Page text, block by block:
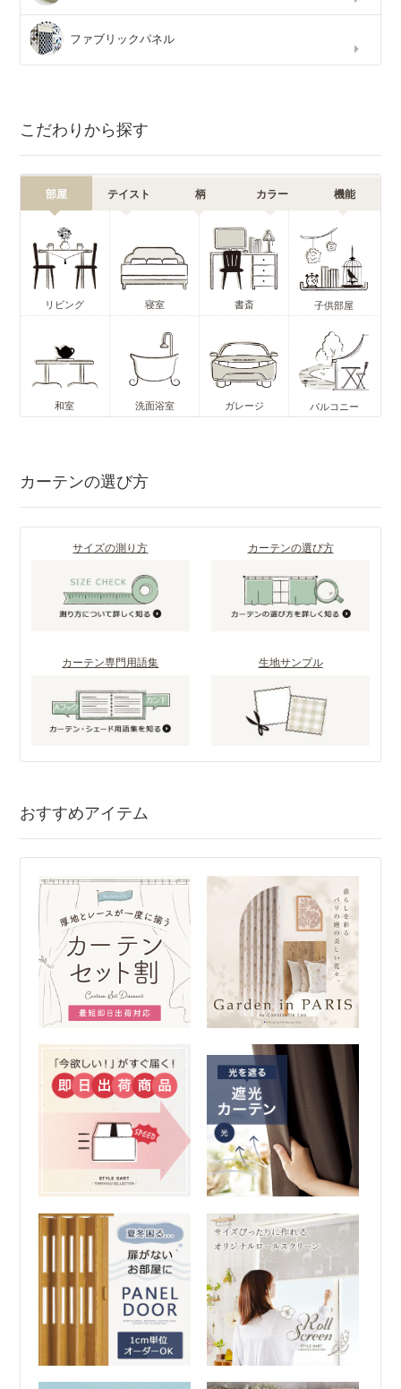
ファブリックパネル
こだわりから探す
部屋 テイスト 柄 カラー 機能
リビング 寝室 書斎 子供部屋
和室 洗面浴室 ガレージ バルコニー
カーテンの選び方
サイズの測り方 カーテンの選び方
カーテン専門用語集 生地サンプル
おすすめアイテム